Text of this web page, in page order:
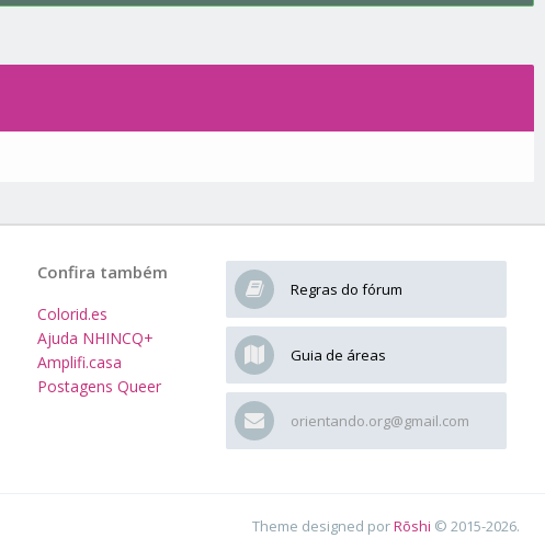
Regras do fórum
Guia de áreas
orientando.org@gmail.com
Confira também
Colorid.es
Ajuda NHINCQ+
Amplifi.casa
Postagens Queer
Theme designed porRōshi © 2015-2026.